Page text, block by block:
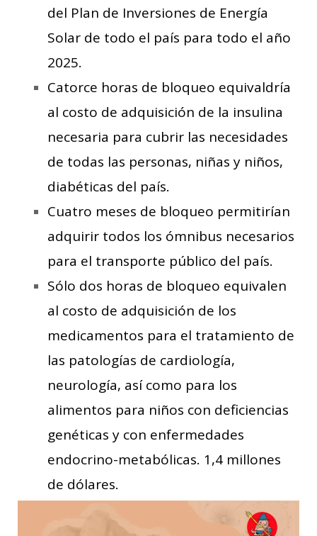
del Plan de Inversiones de Energía
Solar de todo el país para todo el año
2025.
Catorce horas de bloqueo equivaldría
al costo de adquisición de la insulina
necesaria para cubrir las necesidades
de todas las personas, niñas y niños,
diabéticas del país.
Cuatro meses de bloqueo permitirían
adquirir todos los ómnibus necesarios
para el transporte público del país.
Sólo dos horas de bloqueo equivalen
al costo de adquisición de los
medicamentos para el tratamiento de
las patologías de cardiología,
neurología, así como para los
alimentos para niños con deficiencias
genéticas y con enfermedades
endocrino-metabólicas. 1,4 millones
de dólares.